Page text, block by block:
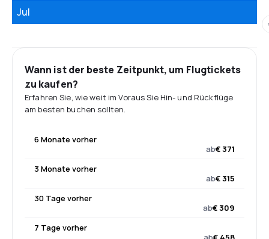
Jul
Wann ist der beste Zeitpunkt, um Flugtickets
zu kaufen?
Erfahren Sie, wie weit im Voraus Sie Hin- und Rückflüge
am besten buchen sollten.
6 Monate vorher
ab€ 371
3 Monate vorher
ab€ 315
30 Tage vorher
ab€ 309
7 Tage vorher